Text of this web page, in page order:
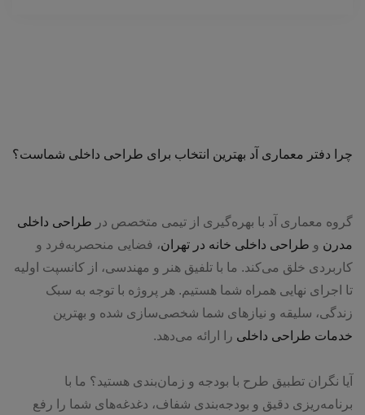
چرا دفتر معماری آد بهترین انتخاب برای طراحی داخلی شماست؟
گروه معماری آد با بهره‌گیری از تیمی متخصص در طراحی داخلی
مدرن و طراحی داخلی خانه در تهران، فضایی منحصر‌به‌فرد و
کاربردی خلق می‌کند. ما با تلفیق هنر و مهندسی، از کانسپت اولیه
تا اجرای نهایی همراه شما هستیم. هر پروژه با توجه به سبک
زندگی، سلیقه و نیازهای شما شخصی‌سازی شده و بهترین
خدمات طراحی داخلی را ارائه می‌دهد.
آیا نگران تطبیق طرح با بودجه و زمان‌بندی هستید؟ ما با
برنامه‌ریزی دقیق و بودجه‌بندی شفاف، دغدغه‌های شما را رفع